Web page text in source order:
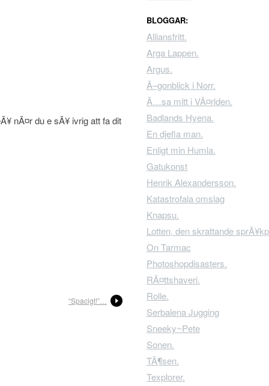
nÃ¤r du e sÃ¥ ivrig att fa dit
“Spacigt!”…
BLOGGAR:
Alliansfritt.
Arga Lappen.
Argus.
Ã–gonblick i Norr.
Ã…sa mitt i VÃ¤rlden.
Badlands Hyena.
En djefla man.
Enligt min Humla.
Gatukonst
Henrik Alexandersson.
Katastrofala omslag
Knapsu.
Lotten, den skrattande
On Tarmac
Photoshopdisasters.
RÃ¤ttshaveri.
Rolle.
Serbalena Jugging
Sneeky~Pete
Sonen.
TÃ¶sen.
Texplorer.